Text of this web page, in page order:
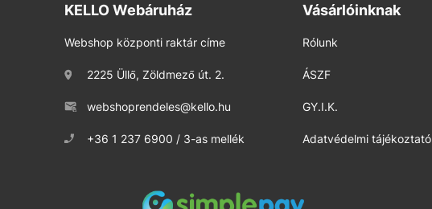
KELLO Webáruház
Webshop központi raktár címe
2225 Üllő, Zöldmező út. 2.
webshoprendeles@kello.hu
+36 1 237 6900 / 3-as mellék
Vásárlóinknak
Rólunk
ÁSZF
GY.I.K.
Adatvédelmi tájékoztató